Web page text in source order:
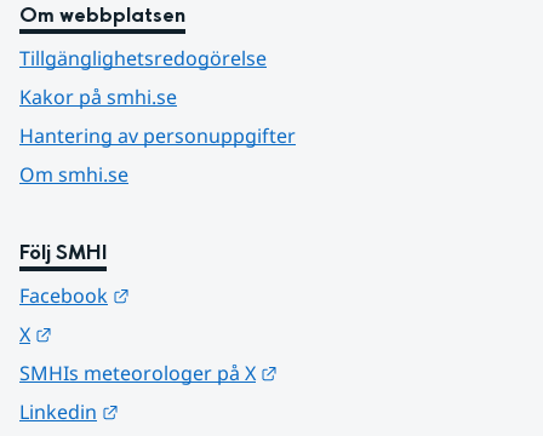
Om webbplatsen
Tillgänglighetsredogörelse
Kakor på smhi.se
Hantering av personuppgifter
Om smhi.se
Följ SMHI
Facebook
X
SMHIs meteorologer på X
Linkedin